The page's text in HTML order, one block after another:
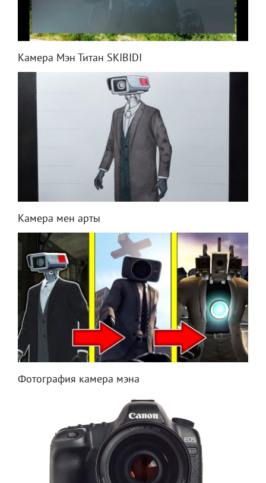
Камера Мэн Титан SKIBIDI
Камера мен арты
Фотография камера мэна